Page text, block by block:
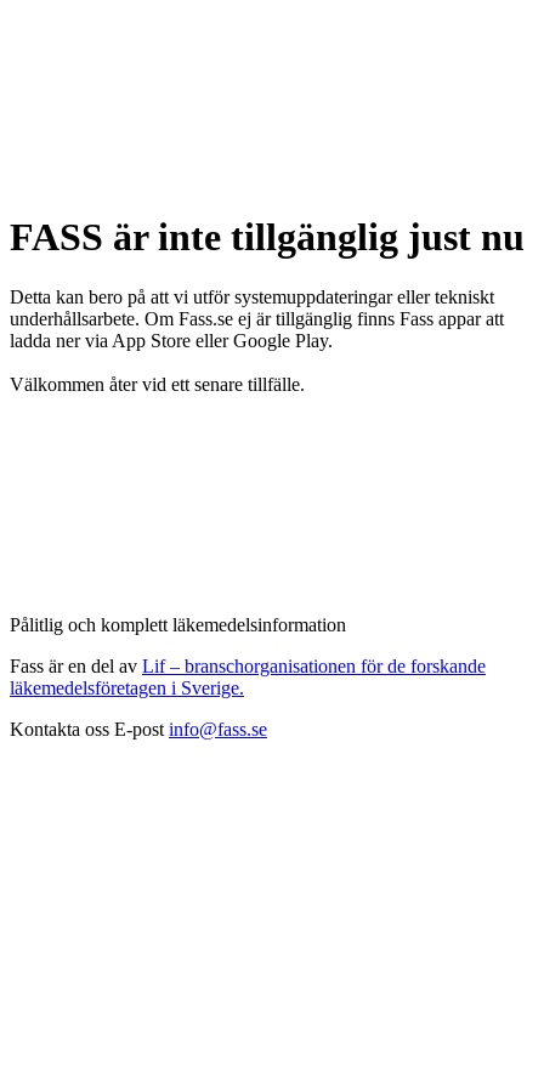
FASS är inte tillgänglig just nu
Detta kan bero på att vi utför systemuppdateringar eller tekniskt
underhållsarbete. Om Fass.se ej är tillgänglig finns Fass appar att
ladda ner via App Store eller Google Play.
Välkommen åter vid ett senare tillfälle.
Pålitlig och komplett läkemedelsinformation
Fass är en del av Lif – branschorganisationen för de forskande
läkemedelsföretagen i Sverige.
Kontakta oss E-post info@fass.se